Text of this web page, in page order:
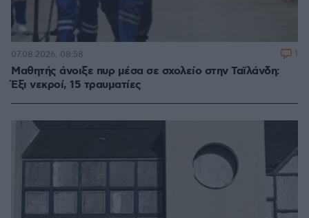
Μαθητής άνοιξε πυρ μέσα σε σχολείο στην Ταϊλάνδη:
Έξι νεκροί, 15 τραυματίες
07.08.2026, 08:58 1